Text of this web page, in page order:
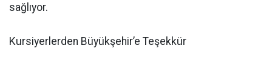
sağlıyor.
Kursiyerlerden Büyükşehir’e Teşekkür